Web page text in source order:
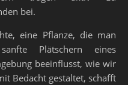
bei.
eine Pflanze, die man
Plätschern eines
beeinflusst, wie wir
Bedacht gestaltet, schafft